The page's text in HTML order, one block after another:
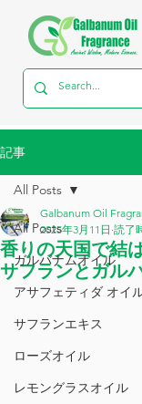
記事
All Posts
ガルバナムオイル
アサフェティダ オイ
サフランエキス
ローズオイル
レモングラスオイル
All Posts
香りの天国で結
サフランとガル
Galbanum Oil
2025年3月11日 読了